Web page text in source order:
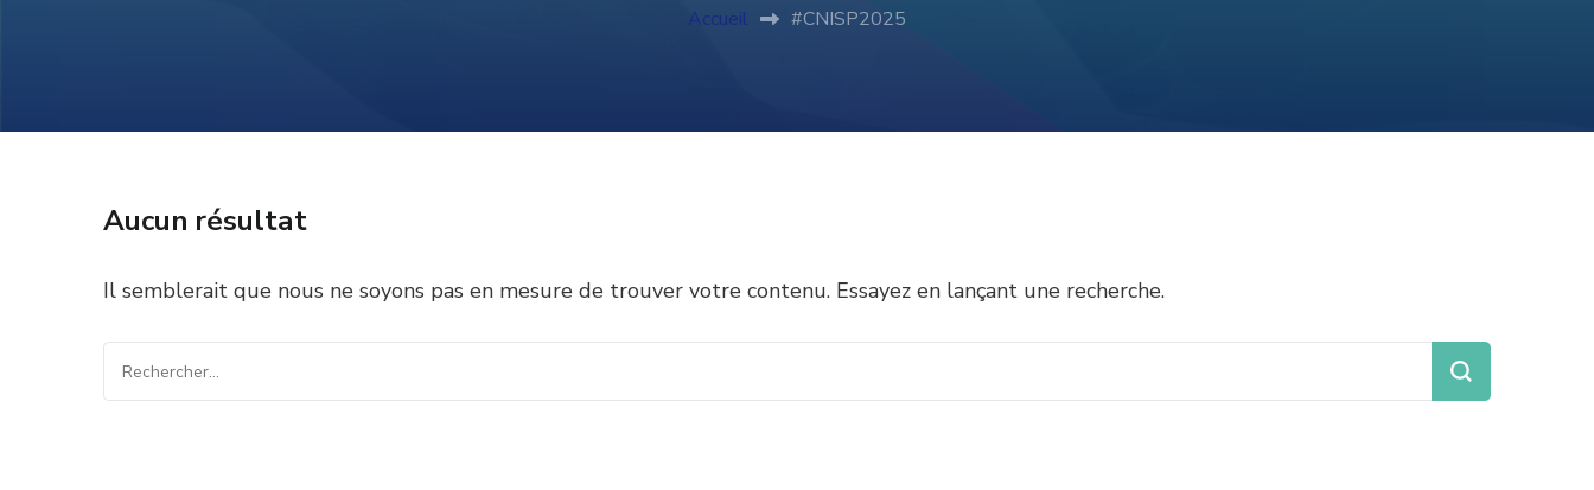
Accueil #CNISP2025
Aucun résultat
Il semblerait que nous ne soyons pas en mesure de trouver votre contenu. Essayez en lançant une recherche.
Rechercher :